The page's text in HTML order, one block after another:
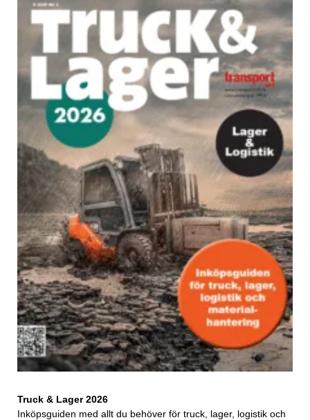
Truck & Lager 2026
Inköpsguiden med allt du behöver för truck, lager, logistik och